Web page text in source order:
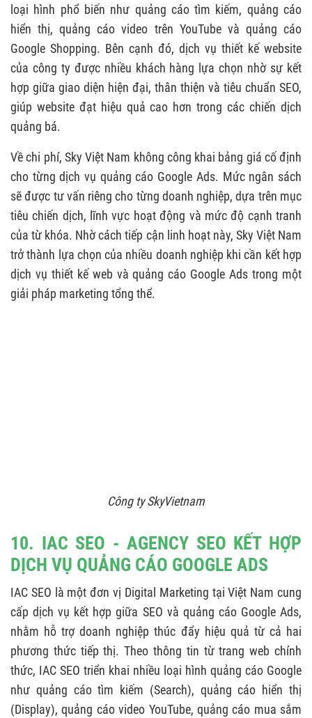
loại hình phổ biến như quảng cáo tìm kiếm, quảng cáo
hiển thị, quảng cáo video trên YouTube và quảng cáo
Google Shopping. Bên cạnh đó, dịch vụ thiết kế website
của công ty được nhiều khách hàng lựa chọn nhờ sự kết
hợp giữa giao diện hiện đại, thân thiện và tiêu chuẩn SEO,
giúp website đạt hiệu quả cao hơn trong các chiến dịch
quảng bá.
Về chi phí, Sky Việt Nam không công khai bảng giá cố định
cho từng dịch vụ quảng cáo Google Ads. Mức ngân sách
sẽ được tư vấn riêng cho từng doanh nghiệp, dựa trên mục
tiêu chiến dịch, lĩnh vực hoạt động và mức độ cạnh tranh
của từ khóa. Nhờ cách tiếp cận linh hoạt này, Sky Việt Nam
trở thành lựa chọn của nhiều doanh nghiệp khi cần kết hợp
dịch vụ thiết kế web và quảng cáo Google Ads trong một
giải pháp marketing tổng thể.
Công ty SkyVietnam
10. IAC SEO - AGENCY SEO KẾT HỢP
DỊCH VỤ QUẢNG CÁO GOOGLE ADS
IAC SEO là một đơn vị Digital Marketing tại Việt Nam cung
cấp dịch vụ kết hợp giữa SEO và quảng cáo Google Ads,
nhằm hỗ trợ doanh nghiệp thúc đẩy hiệu quả từ cả hai
phương thức tiếp thị. Theo thông tin từ trang web chính
thức, IAC SEO triển khai nhiều loại hình quảng cáo Google
như quảng cáo tìm kiếm (Search), quảng cáo hiển thị
(Display), quảng cáo video YouTube, quảng cáo mua sắm